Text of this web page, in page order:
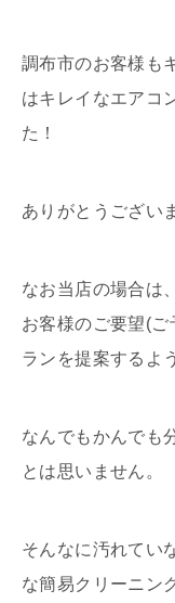
調布市のお客様も
はキレイなエアコ
た！
ありがとうござい
なお当店の場合は
お客様のご要望(
ランを提案するよ
なんでもかんでも
とは思いません。
そんなに汚れてい
な簡易クリーニン